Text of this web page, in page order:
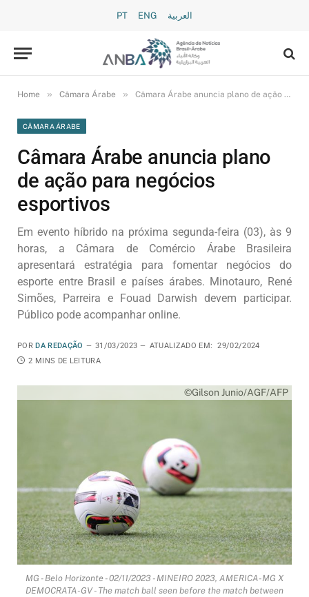
PT ENG العربية
Home » Câmara Árabe » Câmara Árabe anuncia plano de ação para negócios esportivos
CÂMARA ÁRABE
Câmara Árabe anuncia plano
de ação para negócios
esportivos
Em evento híbrido na próxima segunda-feira (03), às 9
horas, a Câmara de Comércio Árabe Brasileira
apresentará estratégia para fomentar negócios do
esporte entre Brasil e países árabes. Minotauro, René
Simões, Parreira e Fouad Darwish devem participar.
Público pode acompanhar online.
POR DA REDAÇÃO 31/03/2023 ATUALIZADO EM:
29/02/2024
2 MINS DE LEITURA
©Gilson Junio/AGF/AFP
MG - Belo Horizonte - 02/11/2023 - MINEIRO 2023, AMERICA-MG X
DEMOCRATA-GV - The match ball seen before the match between